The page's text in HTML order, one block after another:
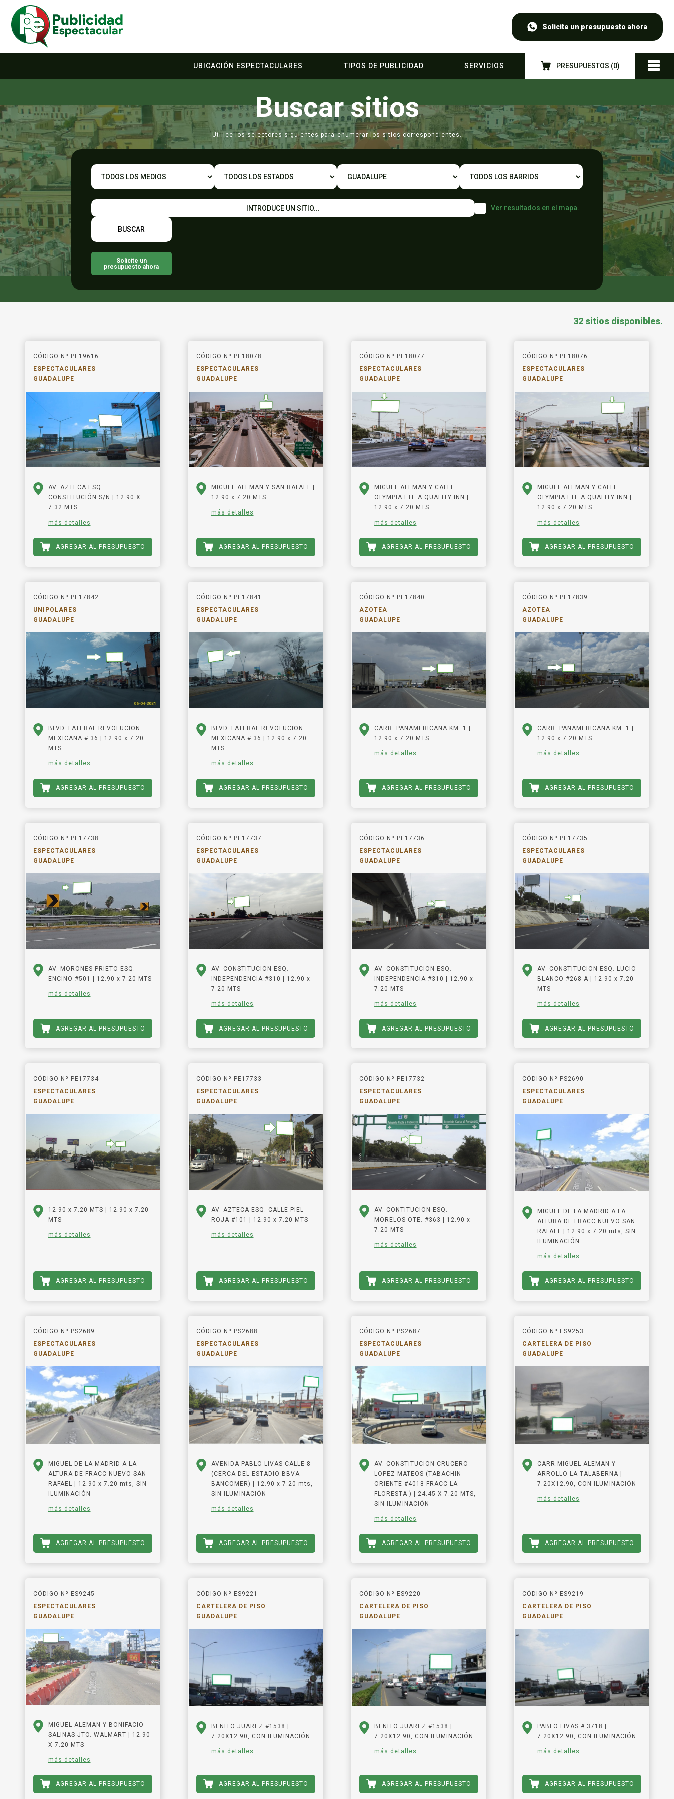
Solicite un presupuesto ahora
UBICACIÓN ESPECTACULARES TIPOS DE PUBLICIDAD SERVICIOS PRESUPUESTOS (0)
Buscar sitios
Utilice los selectores siguientes para enumerar los sitios correspondientes.
Ver resultados en el mapa.
Solicite un
presupuesto ahora
32 sitios disponibles.
CÓDIGO Nº PE19616
ESPECTACULARES
GUADALUPE
AV. AZTECA ESQ.
CONSTITUCIÓN S/N | 12.90 X
7.32 MTS
más detalles
AGREGAR AL PRESUPUESTO
CÓDIGO Nº PE18078
ESPECTACULARES
GUADALUPE
MIGUEL ALEMAN Y SAN RAFAEL |
12.90 x 7.20 MTS
más detalles
AGREGAR AL PRESUPUESTO
CÓDIGO Nº PE18077
ESPECTACULARES
GUADALUPE
MIGUEL ALEMAN Y CALLE
OLYMPIA FTE A QUALITY INN |
12.90 x 7.20 MTS
más detalles
AGREGAR AL PRESUPUESTO
CÓDIGO Nº PE18076
ESPECTACULARES
GUADALUPE
MIGUEL ALEMAN Y CALLE
OLYMPIA FTE A QUALITY INN |
12.90 x 7.20 MTS
más detalles
AGREGAR AL PRESUPUESTO
CÓDIGO Nº PE17842
UNIPOLARES
GUADALUPE
BLVD. LATERAL REVOLUCION
MEXICANA # 36 | 12.90 x 7.20
MTS
más detalles
AGREGAR AL PRESUPUESTO
CÓDIGO Nº PE17841
ESPECTACULARES
GUADALUPE
BLVD. LATERAL REVOLUCION
MEXICANA # 36 | 12.90 x 7.20
MTS
más detalles
AGREGAR AL PRESUPUESTO
CÓDIGO Nº PE17840
AZOTEA
GUADALUPE
CARR. PANAMERICANA KM. 1 |
12.90 x 7.20 MTS
más detalles
AGREGAR AL PRESUPUESTO
CÓDIGO Nº PE17839
AZOTEA
GUADALUPE
CARR. PANAMERICANA KM. 1 |
12.90 x 7.20 MTS
más detalles
AGREGAR AL PRESUPUESTO
CÓDIGO Nº PE17738
ESPECTACULARES
GUADALUPE
AV. MORONES PRIETO ESQ.
ENCINO #501 | 12.90 x 7.20 MTS
más detalles
AGREGAR AL PRESUPUESTO
CÓDIGO Nº PE17737
ESPECTACULARES
GUADALUPE
AV. CONSTITUCION ESQ.
INDEPENDENCIA #310 | 12.90 x
7.20 MTS
más detalles
AGREGAR AL PRESUPUESTO
CÓDIGO Nº PE17736
ESPECTACULARES
GUADALUPE
AV. CONSTITUCION ESQ.
INDEPENDENCIA #310 | 12.90 x
7.20 MTS
más detalles
AGREGAR AL PRESUPUESTO
CÓDIGO Nº PE17735
ESPECTACULARES
GUADALUPE
AV. CONSTITUCION ESQ. LUCIO
BLANCO #268-A | 12.90 x 7.20
MTS
más detalles
AGREGAR AL PRESUPUESTO
CÓDIGO Nº PE17734
ESPECTACULARES
GUADALUPE
12.90 x 7.20 MTS | 12.90 x 7.20
MTS
más detalles
AGREGAR AL PRESUPUESTO
CÓDIGO Nº PE17733
ESPECTACULARES
GUADALUPE
AV. AZTECA ESQ. CALLE PIEL
ROJA #101 | 12.90 x 7.20 MTS
más detalles
AGREGAR AL PRESUPUESTO
CÓDIGO Nº PE17732
ESPECTACULARES
GUADALUPE
AV. CONTITUCION ESQ.
MORELOS OTE. #363 | 12.90 x
7.20 MTS
más detalles
AGREGAR AL PRESUPUESTO
CÓDIGO Nº PS2690
ESPECTACULARES
GUADALUPE
MIGUEL DE LA MADRID A LA
ALTURA DE FRACC NUEVO SAN
RAFAEL | 12.90 x 7.20 mts, SIN
ILUMINACIÓN
más detalles
AGREGAR AL PRESUPUESTO
CÓDIGO Nº PS2689
ESPECTACULARES
GUADALUPE
MIGUEL DE LA MADRID A LA
ALTURA DE FRACC NUEVO SAN
RAFAEL | 12.90 x 7.20 mts, SIN
ILUMINACIÓN
más detalles
AGREGAR AL PRESUPUESTO
CÓDIGO Nº PS2688
ESPECTACULARES
GUADALUPE
AVENIDA PABLO LIVAS CALLE 8
(CERCA DEL ESTADIO BBVA
BANCOMER) | 12.90 x 7.20 mts,
SIN ILUMINACIÓN
más detalles
AGREGAR AL PRESUPUESTO
CÓDIGO Nº PS2687
ESPECTACULARES
GUADALUPE
AV. CONSTITUCION CRUCERO
LOPEZ MATEOS (TABACHIN
ORIENTE #4018 FRACC LA
FLORESTA ) | 24.45 X 7.20 MTS,
SIN ILUMINACIÓN
más detalles
AGREGAR AL PRESUPUESTO
CÓDIGO Nº ES9253
CARTELERA DE PISO
GUADALUPE
CARR.MIGUEL ALEMAN Y
ARROLLO LA TALABERNA |
7.20X12.90, CON ILUMINACIÓN
más detalles
AGREGAR AL PRESUPUESTO
CÓDIGO Nº ES9245
ESPECTACULARES
GUADALUPE
MIGUEL ALEMAN Y BONIFACIO
SALINAS JTO. WALMART | 12.90
X 7.20 MTS
más detalles
AGREGAR AL PRESUPUESTO
CÓDIGO Nº ES9221
CARTELERA DE PISO
GUADALUPE
BENITO JUAREZ #1538 |
7.20X12.90, CON ILUMINACIÓN
más detalles
AGREGAR AL PRESUPUESTO
CÓDIGO Nº ES9220
CARTELERA DE PISO
GUADALUPE
BENITO JUAREZ #1538 |
7.20X12.90, CON ILUMINACIÓN
más detalles
AGREGAR AL PRESUPUESTO
CÓDIGO Nº ES9219
CARTELERA DE PISO
GUADALUPE
PABLO LIVAS # 3718 |
7.20X12.90, CON ILUMINACIÓN
más detalles
AGREGAR AL PRESUPUESTO